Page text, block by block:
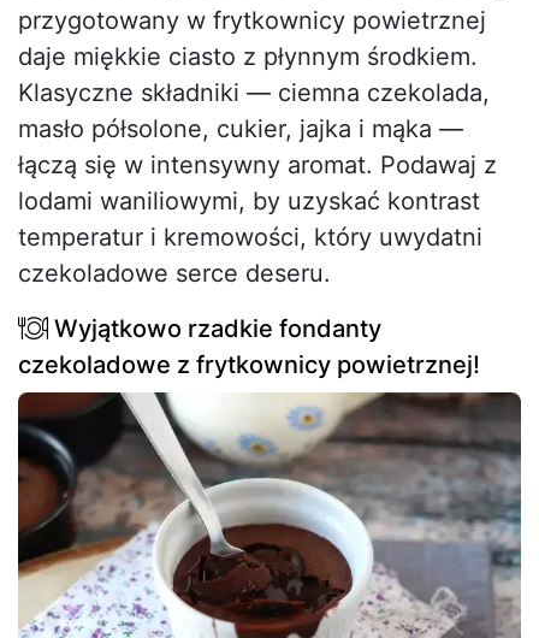
przygotowany w frytkownicy powietrznej
daje miękkie ciasto z płynnym środkiem.
Klasyczne składniki — ciemna czekolada,
masło półsolone, cukier, jajka i mąka —
łączą się w intensywny aromat. Podawaj z
lodami waniliowymi, by uzyskać kontrast
temperatur i kremowości, który uwydatni
czekoladowe serce deseru.
Wyjątkowo rzadkie fondanty
czekoladowe z frytkownicy powietrznej!